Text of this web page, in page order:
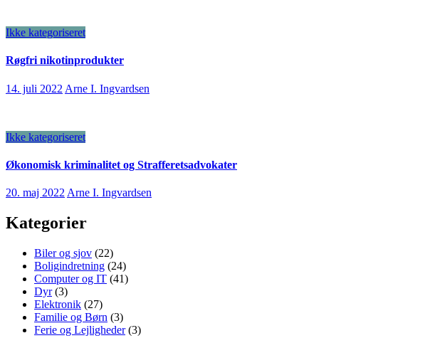
Ikke kategoriseret
Røgfri nikotinprodukter
14. juli 2022 Arne I. Ingvardsen
Ikke kategoriseret
Økonomisk kriminalitet og Strafferetsadvokater
20. maj 2022 Arne I. Ingvardsen
Kategorier
Biler og sjov (22)
Boligindretning (24)
Computer og IT (41)
Dyr(3)
Elektronik (27)
Familie og Børn (3)
Ferie og Lejligheder(3)